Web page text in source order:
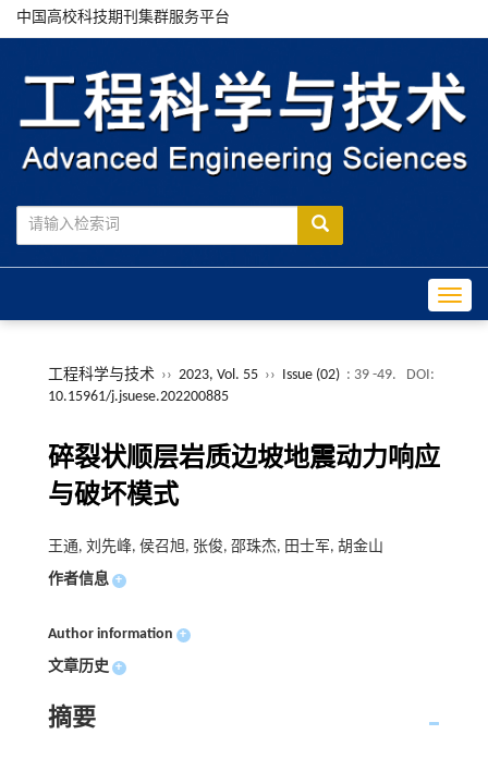
中国高校科技期刊集群服务平台
工程科学与技术 ›› 2023, Vol. 55 ›› Issue (02) : 39 -49.
DOI:
10.15961/j.jsuese.202200885
碎裂状顺层岩质边坡地震动力响应
与破坏模式
王通, 刘先峰, 侯召旭, 张俊, 邵珠杰, 田士军, 胡金山
作者信息 +
Author information +
文章历史 +
摘要